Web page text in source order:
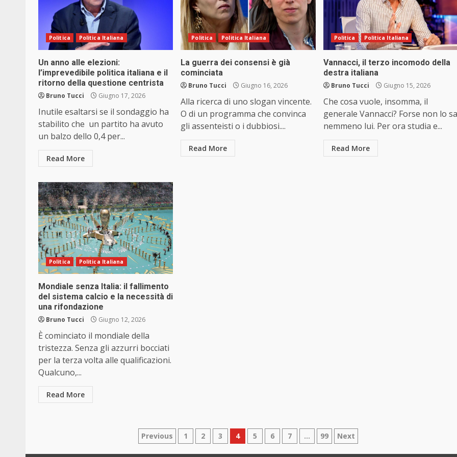
Politica Politica Italiana
Un anno alle elezioni:
l’imprevedibile politica italiana e il
ritorno della questione centrista
Bruno Tucci Giugno 17, 2026
Inutile esaltarsi se il sondaggio ha
stabilito che un partito ha avuto
un balzo dello 0,4 per...
Read More
Politica Politica Italiana
La guerra dei consensi è già
cominciata
Bruno Tucci Giugno 16, 2026
Alla ricerca di uno slogan vincente.
O di un programma che convinca
gli assenteisti o i dubbiosi....
Read More
Politica Politica Italiana
Vannacci, il terzo incomodo della
destra italiana
Bruno Tucci Giugno 15, 2026
Che cosa vuole, insomma, il
generale Vannacci? Forse non lo sa
nemmeno lui. Per ora studia e...
Read More
Politica Politica Italiana
Mondiale senza Italia: il fallimento
del sistema calcio e la necessità di
una rifondazione
Bruno Tucci Giugno 12, 2026
È cominciato il mondiale della
tristezza. Senza gli azzurri bocciati
per la terza volta alle qualificazioni.
Qualcuno,...
Read More
Paginazione
Previous 1 2 3 4 5 6 7 … 99 Next